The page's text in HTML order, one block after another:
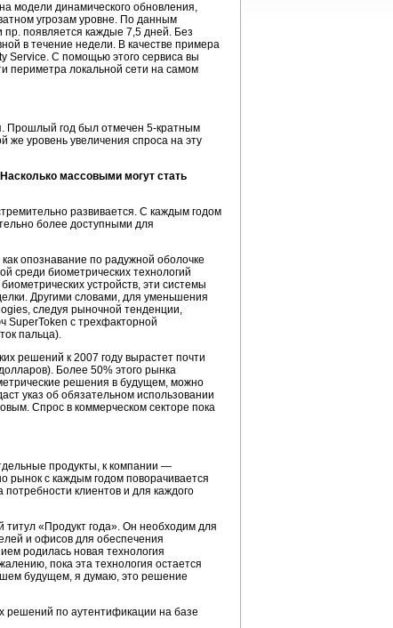
модели динамического обновления,
угрозам уровне. По данным
появляется каждые 7,5 дней. Без
в течение недели. В качестве примера
Service. С помощью этого сервиса вы
периметра локальной сети на самом
Прошлый год был отмечен 5-кратным
уровень увеличения спроса на эту
массовыми могут стать
развивается. С каждым годом
более доступными для
опознавание по радужной оболочке
среди биометрических технологий
устройств, эти системы
Другими словами, для уменьшения
следуя рыночной тенденции,
SuperToken с трехфакторной
пальца).
решений к 2007 году вырастет почти
Более 50% этого рынка
решения в будущем, можно
указ об обязательном использовании
Спрос в коммерческом секторе пока
продукты, к компании —
рынок с каждым годом поворачивается
клиентов и для каждого
«Продукт года». Он необходим для
и офисов для обеспечения
родилась новая технология
пока эта технология остается
будущем, я думаю, это решение
решений по аутентификации на базе